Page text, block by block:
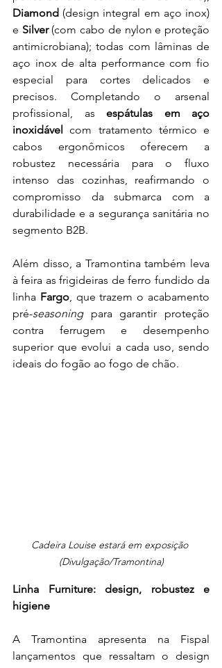
Diamond (design integral em aço inox)
e Silver (com cabo de nylon e proteção
antimicrobiana); todas com lâminas de
aço inox de alta performance com fio
especial para cortes delicados e
precisos. Completando o arsenal
profissional, as espátulas em aço
inoxidável
com tratamento térmico e
cabos ergonômicos oferecem a
robustez necessária para o fluxo
intenso das cozinhas, reafirmando o
compromisso da submarca com a
durabilidade e a segurança sanitária no
segmento B2B.
Além disso, a Tramontina também leva
à feira as frigideiras de ferro fundido da
linha Fargo, que trazem o acabamento
pré-seasoning para garantir proteção
contra ferrugem e desempenho
superior que evolui a cada uso, sendo
ideais do fogão ao fogo de chão.
Cadeira Louise estará em exposição
(Divulgação/Tramontina)
Linha Furniture: design, robustez e
higiene
A Tramontina apresenta na Fispal
lançamentos que ressaltam o design